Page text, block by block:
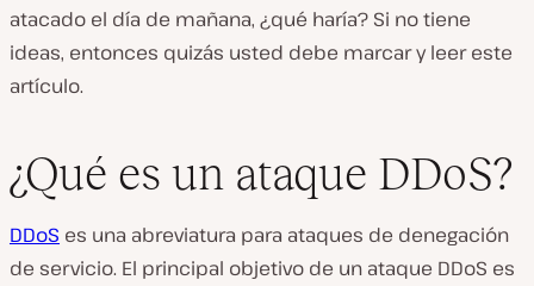
atacado el día de mañana, ¿qué haría? Si no tiene
ideas, entonces quizás usted debe marcar y leer este
artículo.
¿Qué es un ataque DDoS?
DDoS es una abreviatura para ataques de denegación
de servicio. El principal objetivo de un ataque DDoS es